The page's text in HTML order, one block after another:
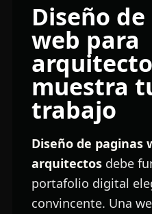
Diseño
web para
muestra
trabajo
Diseño de paginas
arquitectos debe
portafolio digital
convincente. Una